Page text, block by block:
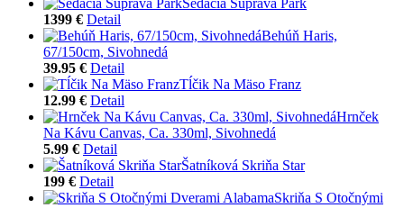
1399 € Detail
Behúň Haris,
67/150cm, Sivohnedá
39.95 € Detail
Tĺčik Na Mäso Franz
12.99 € Detail
Hrnček
Na Kávu Canvas, Ca. 330ml, Sivohnedá
5.99 € Detail
Šatníková Skriňa Star
199 € Detail
Skriňa S Otočnými